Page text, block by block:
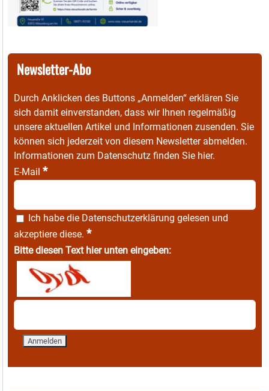
Newsletter-Abo
Durch Anklicken des Buttons „Anmelden“ erklären Sie
sich damit einverstanden, dass wir Ihnen regelmäßig
unsere aktuellen Artikel und Informationen zusenden. Sie
können sich jederzeit von diesem Newsletter abmelden.
Informationen zum Datenschutz finden Sie hier.
E-Mail *
Ich habe die Datenschutzerklärung gelesen und
akzeptiere diese. *
Bitte diesen Text hier unten eingeben: